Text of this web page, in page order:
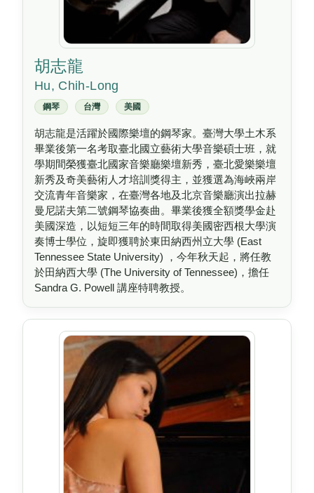
胡志龍
Hu, Chih-Long
鋼琴 台灣 美國
胡志龍是活躍於國際樂壇的鋼琴家。臺灣大學土木系
畢業後第一名考取臺北國立藝術大學音樂碩士班，就
學期間榮獲臺北國家音樂廳樂壇新秀，臺北愛樂樂壇
新秀及奇美藝術人才培訓獎得主，並獲選為海峽兩岸
交流青年音樂家，在臺灣各地及北京音樂廳演出拉赫
曼尼諾夫第二號鋼琴協奏曲。畢業後獲全額獎學金赴
美國深造，以短短三年的時間取得美國密西根大學演
奏博士學位，旋即獲聘於東田納西州立大學 (East
Tennessee State University) ，今年秋天起，將任教
於田納西大學 (The University of Tennessee)，擔任
Sandra G. Powell 講座特聘教授。